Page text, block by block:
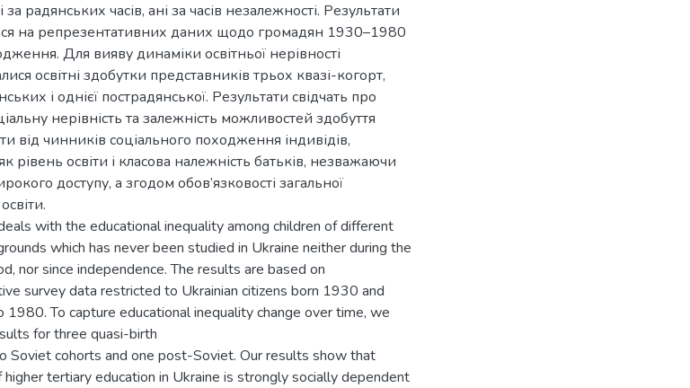
за радянських часів, ані за часів незалежності. Результати
на репрезентативних даних щодо громадян 1930–1980
Для вияву динаміки освітньої нерівності
освітні здобутки представників трьох квазі-когорт,
і однієї пострадянської. Результати свідчать про
нерівність та залежність можливостей здобуття
від чинників соціального походження індивідів,
рівень освіти і класова належність батьків, незважаючи
доступу, а згодом обов’язковості загальної
with the educational inequality among children of different
which has never been studied in Ukraine neither during the
nor since independence. The results are based on
survey data restricted to Ukrainian citizens born 1930 and
1980. To capture educational inequality change over time, we
for three quasi-birth
Soviet cohorts and one post-Soviet. Our results show that
higher tertiary education in Ukraine is strongly socially dependent